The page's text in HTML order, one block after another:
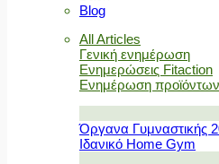
Blog
All Articles
Γενική ενημέρωση
Ενημερώσεις Fitaction
Ενημέρωση προϊόντων
Όργανα Γυμναστικής
Ιδανικό Home Gym